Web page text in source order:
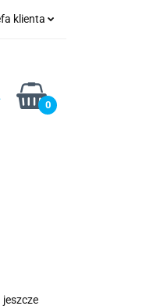
klienta
się
0